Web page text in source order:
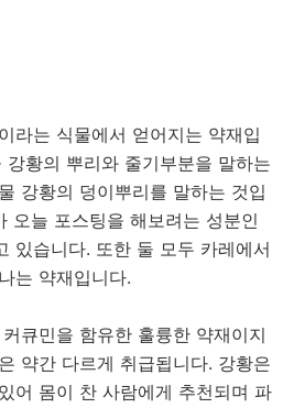
라는 식물에서 얻어지는 약재입
황의 뿌리와 줄기부분을 말하는
강황의 덩이뿌리를 말하는 것입
오늘 포스팅을 해보려는 성분인
있습니다. 또한 둘 모두 카레에서
는 약재입니다.
큐민을 함유한 훌륭한 약재이지
약간 다르게 취급됩니다. 강황은
어 몸이 찬 사람에게 추천되며 파